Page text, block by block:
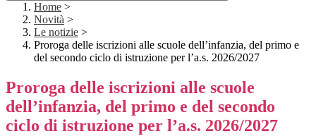
Home >
Novità >
Le notizie >
Proroga delle iscrizioni alle scuole dell’infanzia, del primo e
del secondo ciclo di istruzione per l’a.s. 2026/2027
Proroga delle iscrizioni alle scuole
dell’infanzia, del primo e del secondo
ciclo di istruzione per l’a.s. 2026/2027